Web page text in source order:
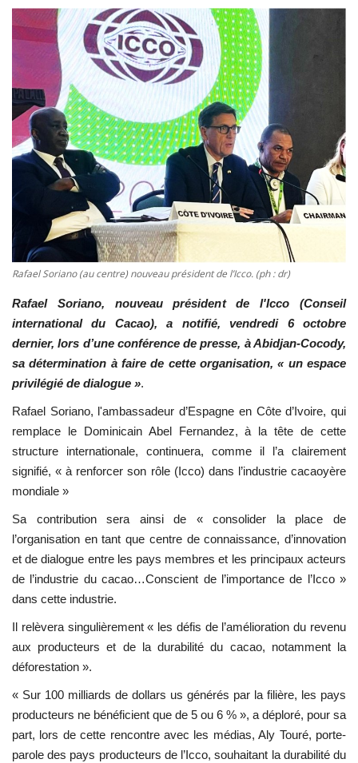
Culture
Sublimes cerveaux
Sport
Autr'Actu
Rafael Soriano (au centre) nouveau président de l’Icco. (ph : dr)
Rafael Soriano, nouveau président de l'Icco (Conseil
international du Cacao), a notifié, vendredi 6 octobre
dernier, lors d’une conférence de presse, à Abidjan-Cocody,
sa détermination à faire de cette organisation, « un espace
privilégié de dialogue ».
Rafael Soriano, l'ambassadeur d’Espagne en Côte d’Ivoire, qui
remplace le Dominicain Abel Fernandez, à la tête de cette
structure internationale, continuera, comme il l’a clairement
signifié, « à renforcer son rôle (Icco) dans l’industrie cacaoyère
mondiale »
Sa contribution sera ainsi de « consolider la place de
l’organisation en tant que centre de connaissance, d’innovation
et de dialogue entre les pays membres et les principaux acteurs
de l’industrie du cacao…Conscient de l’importance de l’Icco »
dans cette industrie.
Il relèvera singulièrement « les défis de l’amélioration du revenu
aux producteurs et de la durabilité du cacao, notamment la
déforestation ».
« Sur 100 milliards de dollars us générés par la filière, les pays
producteurs ne bénéficient que de 5 ou 6 % », a déploré, pour sa
part, lors de cette rencontre avec les médias, Aly Touré, porte-
parole des pays producteurs de l’Icco, souhaitant la durabilité du